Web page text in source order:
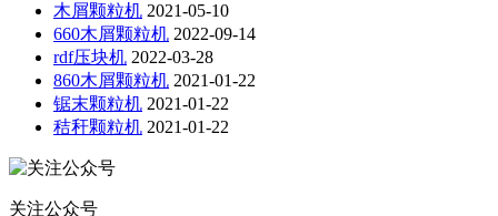
木屑颗粒机 2021-05-10
660木屑颗粒机 2022-09-14
rdf压块机 2022-03-28
860木屑颗粒机 2021-01-22
锯末颗粒机 2021-01-22
秸秆颗粒机 2021-01-22
关注公众号